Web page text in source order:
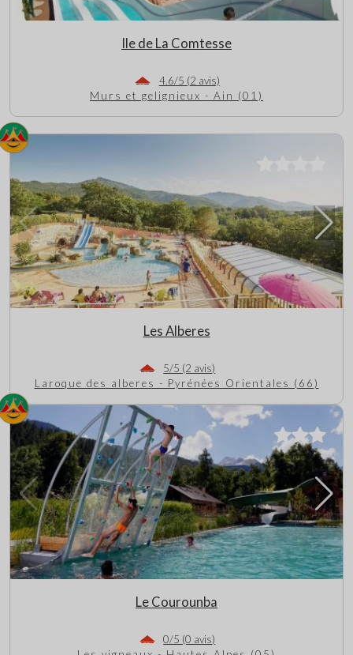
Ile de La Comtesse
4.6/5 (2 avis)
Murs et gelignieux - Ain (01)
Les Alberes
5/5 (2 avis)
Laroque des alberes - Pyrénées Orientales (66)
Le Courounba
0/5 (0 avis)